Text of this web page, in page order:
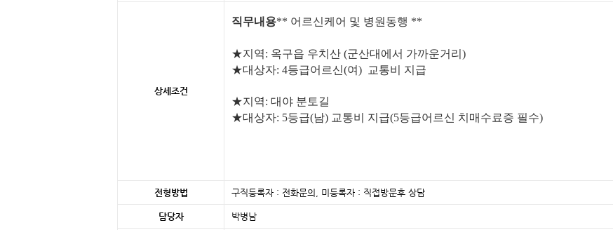
상세조건
직무내용** 어르신케어 및 병원동행 **
★지역: 옥구읍 우치산 (군산대에서 가까운거리)
★대상자: 4등급어르신(여) 교통비 지급
★지역: 대야 분토길
★대상자: 5등급(남) 교통비 지급(5등급어르신 치매수료증 필수)
전형방법 구직등록자 : 전화문의, 미등록자 : 직접방문후 상담
담당자 박병남